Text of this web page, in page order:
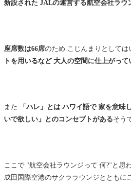
新設された JALの運営する航空会社ラウ
座席数は66席のため こじんまりとしては
トを用いるなど 大人の空間に仕上がって
また 「ハレ」とは ハワイ語で 家を意味
いで欲しい」とのコンセプトがあるそう
ここで "航空会社ラウンジって 何?"と思
成田国際空港のサクララウンジとともに